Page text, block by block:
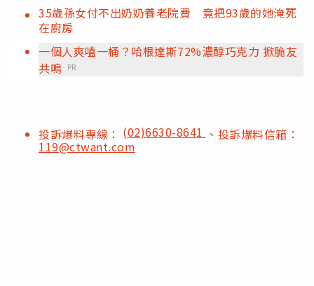
35歲孫女付不出奶奶養老院費 竟把93歲的她淹死
在廚房
一個人爽嗑一桶？哈根達斯72%濃醇巧克力 掀脆友
共鳴 PR
投訴爆料專線： (02)6630-8641 、投訴爆料信箱：
119@ctwant.com